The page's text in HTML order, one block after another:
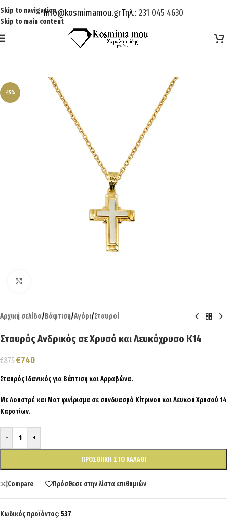
Skip to navigation
Skip to main content
Info@kosmimamou.grΤηλ.: 231 045 4630
-15%
Αρχική σελίδα/Βάφτιση/Αγόρι/Σταυροί
Σταυρός Ανδρικός σε Χρυσό και Λευκόχρυσο Κ14
€875€740
Σταυρός Ιδανικός για Βάπτιση και Αρραβώνα.
Με Λουστρέ και Ματ φινίρισμα σε συνδυασμό Κίτρινου και Λευκού Χρυσού 14
Καρατίων.
- +
ΠΡΟΣΘΉΚΗ ΣΤΟ ΚΑΛΆΘΙ
Compare Πρόσθεσε στην λίστα επιθυμιών
Κωδικός προϊόντος:537